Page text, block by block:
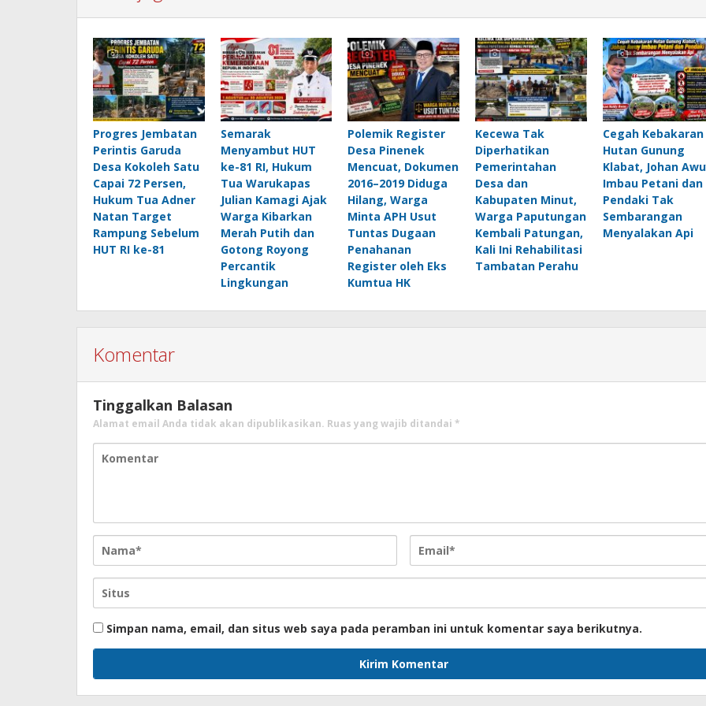
Progres Jembatan
Perintis Garuda
Desa Kokoleh Satu
Capai 72 Persen,
Hukum Tua Adner
Natan Target
Rampung Sebelum
HUT RI ke-81
Semarak
Menyambut HUT
ke-81 RI, Hukum
Tua Warukapas
Julian Kamagi Ajak
Warga Kibarkan
Merah Putih dan
Gotong Royong
Percantik
Lingkungan
Polemik Register
Desa Pinenek
Mencuat, Dokumen
2016–2019 Diduga
Hilang, Warga
Minta APH Usut
Tuntas Dugaan
Penahanan
Register oleh Eks
Kumtua HK
Kecewa Tak
Diperhatikan
Pemerintahan
Desa dan
Kabupaten Minut,
Warga Paputungan
Kembali Patungan,
Kali Ini Rehabilitasi
Tambatan Perahu
Cegah Kebakaran
Hutan Gunung
Klabat, Johan
Imbau Petani dan
Pendaki Tak
Sembarangan
Menyalakan Api
Komentar
Tinggalkan Balasan
Alamat email Anda tidak akan dipublikasikan. Ruas yang wajib ditandai *
Simpan nama, email, dan situs web saya pada peramban ini untuk komentar saya berikutnya.